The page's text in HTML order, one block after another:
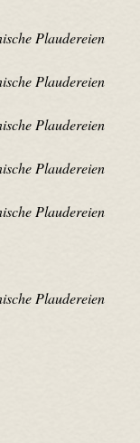
Plaudereien
Plaudereien
Plaudereien
Plaudereien
Plaudereien
Plaudereien